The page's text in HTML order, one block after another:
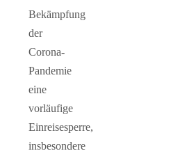
Bekämpfung
der
Corona-
Pandemie
eine
vorläufige
Einreisesperre,
insbesondere